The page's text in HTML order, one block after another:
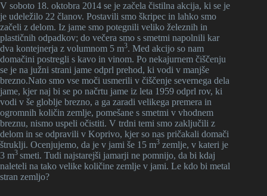
V soboto 18. oktobra 2014 se je začela čistilna akcija, ki se je
je udeležilo 22 članov. Postavili smo škripec in lahko smo
začeli z delom. Iz jame smo potegnili veliko železnih in
plastičnih odpadkov; do večera smo s smetmi napolnili kar
dva kontejnerja z volumnom 5 m3. Med akcijo so nam
domačini postregli s kavo in vinom. Po nekajurnem čiščenju
se je na južni strani jame odprl prehod, ki vodi v manjše
brezno.Nato smo vse moči usmerili v čiščenje severnega dela
jame, kjer naj bi se po načrtu jame iz leta 1959 odprl rov, ki
vodi v še globlje brezno, a ga zaradi velikega premera in
ogromnih količin zemlje, pomešane s smetmi v vhodnem
breznu, nismo uspeli očistiti. V trdni temi smo zaključili z
delom in se odpravili v Koprivo, kjer so nas pričakali domači
štruklji. Ocenjujemo, da je v jami še 15 m3 zemlje, v kateri je
3 m3 smeti. Tudi najstarejši jamarji ne pomnijo, da bi kdaj
naleteli na tako velike količine zemlje v jami. Le kdo bi metal
stran zemljo?